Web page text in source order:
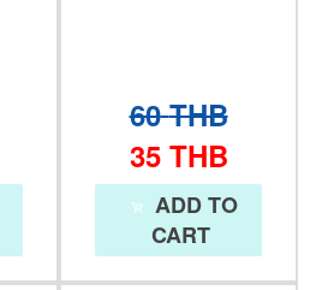
60 THB
35 THB
ADD TO
CART